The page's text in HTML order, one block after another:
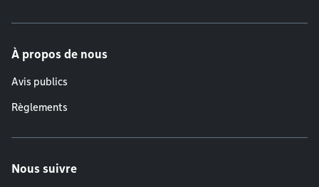
À propos de nous
Avis publics
Règlements
Nous suivre